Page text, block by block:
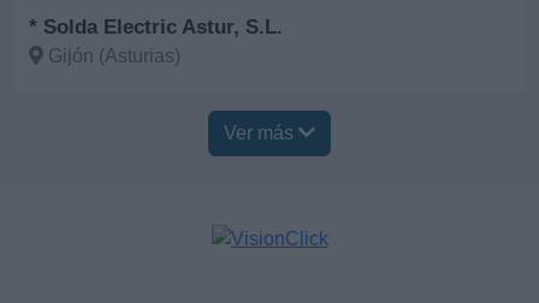
* Solda Electric Astur, S.L.
Gijón (Asturias)
Ver más